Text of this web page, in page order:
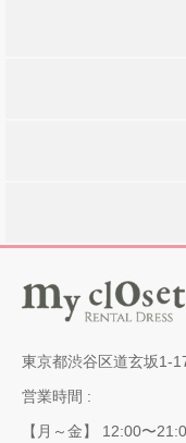
東京都渋谷区道玄坂1-
営業時間 :
【月～金】 12:00〜